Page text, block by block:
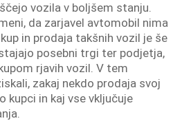
vozila v boljšem stanju.
da zarjavel avtomobil nima
in prodaja takšnih vozil je še
posebni trgi ter podjetja,
rjavih vozil. V tem
zakaj nekdo prodaja svoj
kupci in kaj vse vključuje